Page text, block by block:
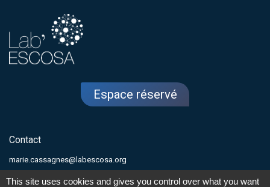
Espace réservé
Contact
marie.cassagnes@labescosa.org
This site uses cookies and gives you control over what you want